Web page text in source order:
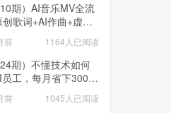
期）AI音乐MV全流
歌词+AI作曲+虚拟
口型+剪映后期，五
拟歌手
前 1164人已阅读
期）不懂技术如何
工，每月省下3000
闲鱼、小红书、电商3
例+开源提示
前 1045人已阅读